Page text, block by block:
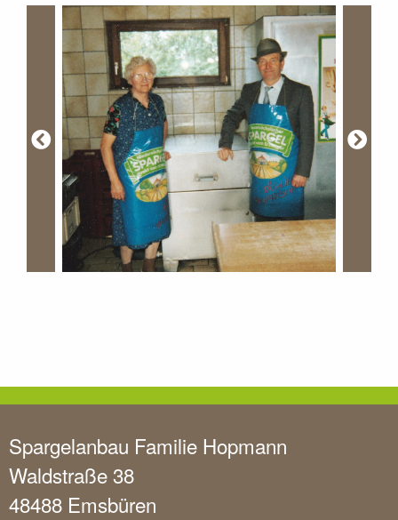
Spargelanbau Familie Hopmann
Waldstraße 38
48488 Emsbüren